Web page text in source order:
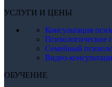
УСЛУГИ И ЦЕНЫ
Консультация
Психологические
Семейный
Видео-
ОБУЧЕНИЕ